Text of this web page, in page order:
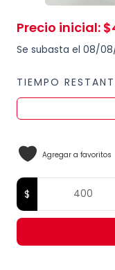
Precio inicial: $
Se subasta el 08/
TIEMPO
Agregar a favoritos